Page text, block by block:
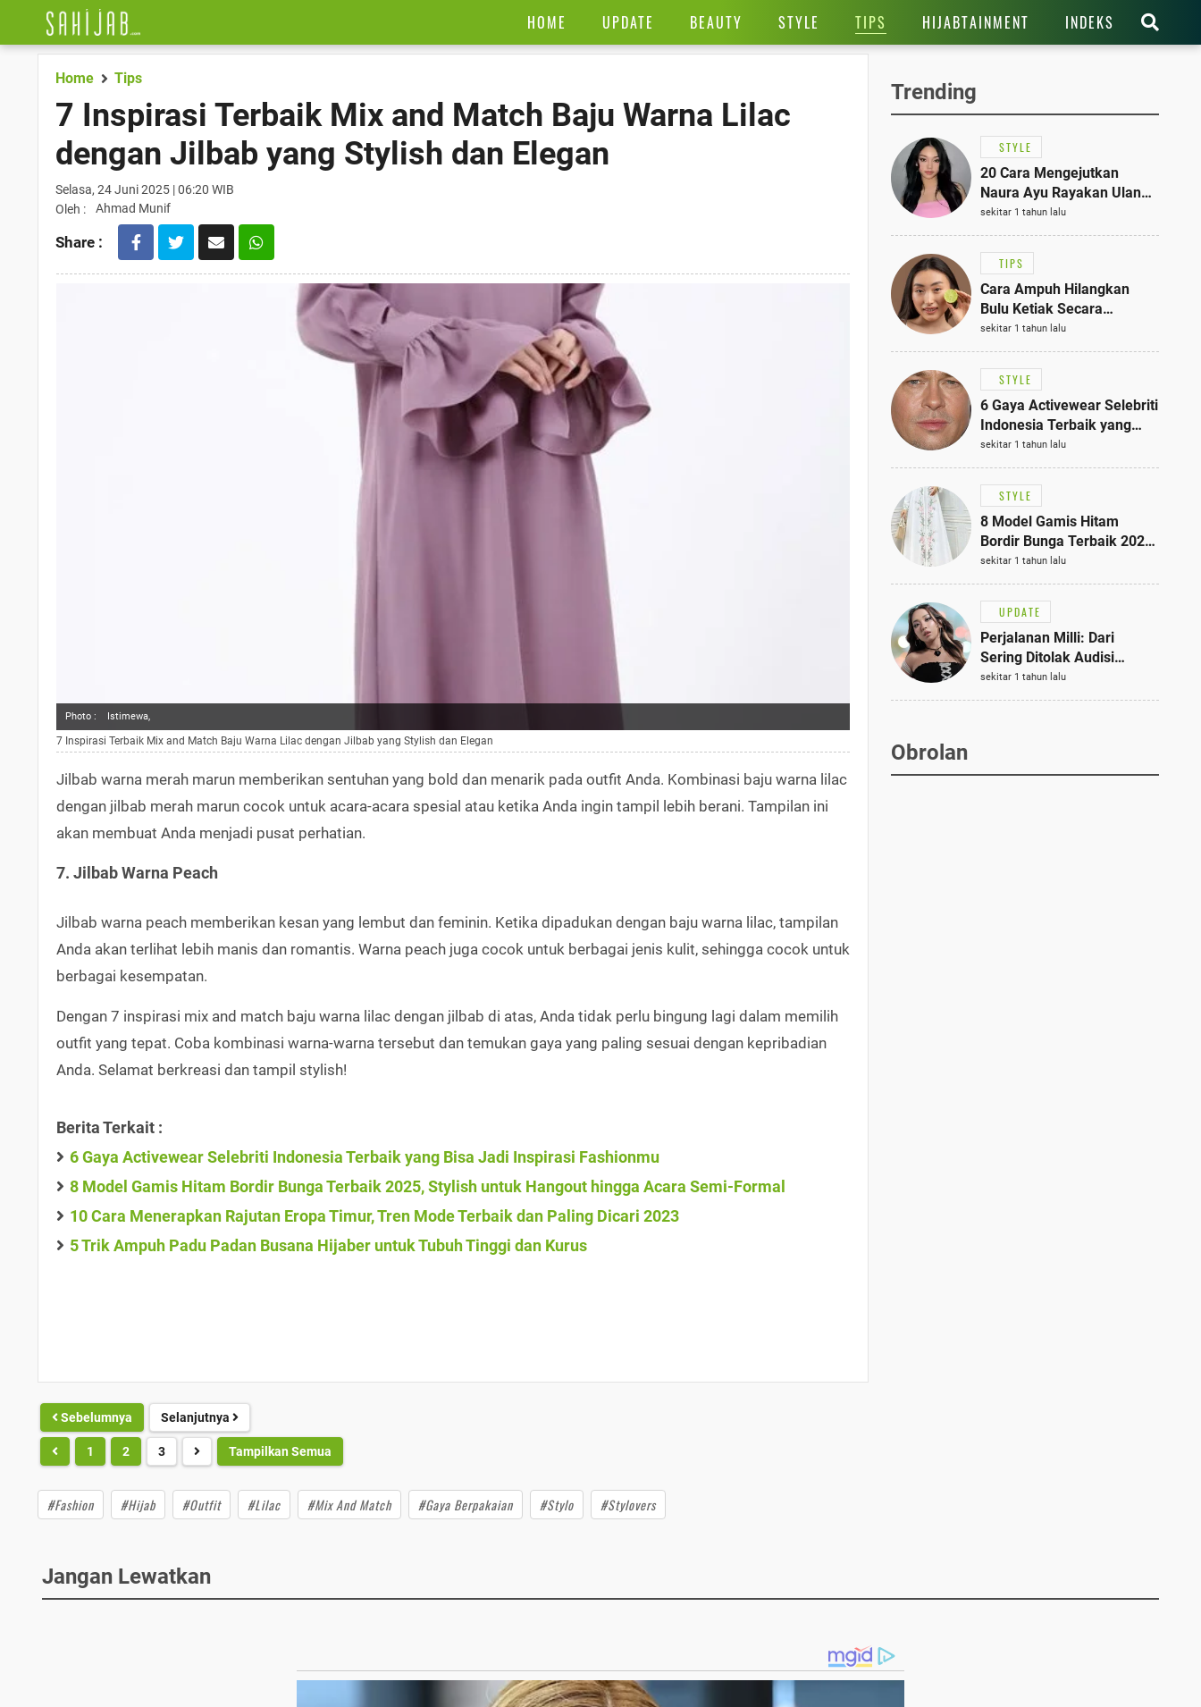
HOME UPDATE BEAUTY STYLE TIPS HIJABTAINMENT INDEKS
Home Tips
7 Inspirasi Terbaik Mix and Match Baju Warna Lilac
dengan Jilbab yang Stylish dan Elegan
Selasa, 24 Juni 2025 | 06:20 WIB
Oleh :
Ahmad Munif
Share :
Photo : Istimewa,
7 Inspirasi Terbaik Mix and Match Baju Warna Lilac dengan Jilbab yang Stylish dan Elegan
Jilbab warna merah marun memberikan sentuhan yang bold dan menarik pada outfit Anda. Kombinasi baju warna lilac
dengan jilbab merah marun cocok untuk acara-acara spesial atau ketika Anda ingin tampil lebih berani. Tampilan ini
akan membuat Anda menjadi pusat perhatian.
7. Jilbab Warna Peach
Jilbab warna peach memberikan kesan yang lembut dan feminin. Ketika dipadukan dengan baju warna lilac, tampilan
Anda akan terlihat lebih manis dan romantis. Warna peach juga cocok untuk berbagai jenis kulit, sehingga cocok untuk
berbagai kesempatan.
Dengan 7 inspirasi mix and match baju warna lilac dengan jilbab di atas, Anda tidak perlu bingung lagi dalam memilih
outfit yang tepat. Coba kombinasi warna-warna tersebut dan temukan gaya yang paling sesuai dengan kepribadian
Anda. Selamat berkreasi dan tampil stylish!
Berita Terkait :
6 Gaya Activewear Selebriti Indonesia Terbaik yang Bisa Jadi Inspirasi Fashionmu
8 Model Gamis Hitam Bordir Bunga Terbaik 2025, Stylish untuk Hangout hingga Acara Semi-Formal
10 Cara Menerapkan Rajutan Eropa Timur, Tren Mode Terbaik dan Paling Dicari 2023
5 Trik Ampuh Padu Padan Busana Hijaber untuk Tubuh Tinggi dan Kurus
Sebelumnya Selanjutnya
1 2 3 Tampilkan Semua
#Fashion #Hijab #Outfit #Lilac #Mix And Match #Gaya Berpakaian #Stylo #Stylovers
Trending
STYLE
20 Cara Mengejutkan
Naura Ayu Rayakan Ulang
Tahun di Panti Asuhan,
Terlihat Anggun dengan
Kaftan Cokelat
sekitar 1 tahun lalu
TIPS
Cara Ampuh Hilangkan
Bulu Ketiak Secara
Permanen dalam 5
Langkah Sederhana
sekitar 1 tahun lalu
STYLE
6 Gaya Activewear Selebriti
Indonesia Terbaik yang
Bisa Jadi Inspirasi
Fashionmu
sekitar 1 tahun lalu
STYLE
8 Model Gamis Hitam
Bordir Bunga Terbaik 2025,
Stylish untuk Hangout
hingga Acara Semi-Formal
sekitar 1 tahun lalu
UPDATE
Perjalanan Milli: Dari
Sering Ditolak Audisi
hingga Menjadi Rapper Top
10 Thailand
sekitar 1 tahun lalu
Obrolan
Jangan Lewatkan